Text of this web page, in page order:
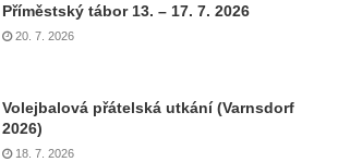
Příměstský tábor 13. – 17. 7. 2026
20. 7. 2026
Volejbalová přátelská utkání (Varnsdorf
2026)
18. 7. 2026